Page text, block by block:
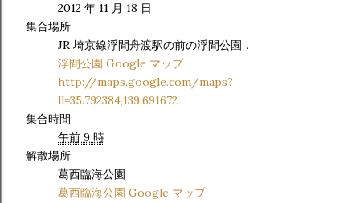
2012 年 11 月 18 日
集合場所
JR 埼京線浮間舟渡駅の前の浮間公園．
浮間公園 Google マップ
http://maps.google.com/maps?
ll=35.792384,139.691672
集合時間
午前 9 時
解散場所
葛西臨海公園
葛西臨海公園 Google マップ